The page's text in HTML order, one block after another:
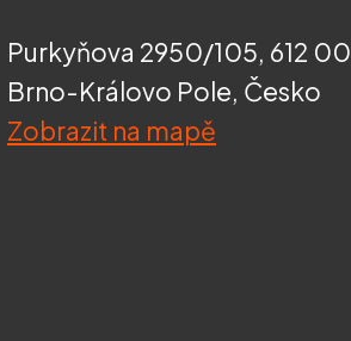
Purkyňova 2950/105, 612 00
Brno-Královo Pole, Česko
Zobrazit na mapě